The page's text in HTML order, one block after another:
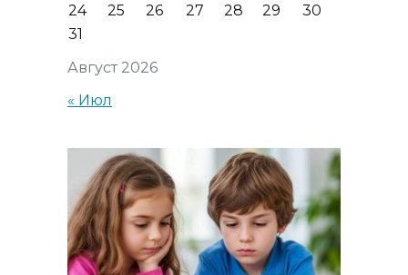
Август 2026
24
25 26 27 28 29
30
31
« Июл